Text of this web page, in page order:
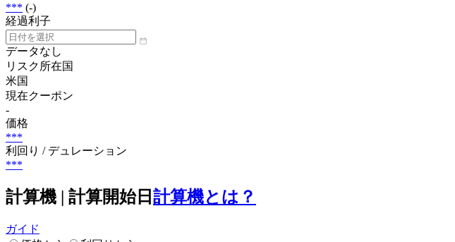
*** (-)
経過利子
データなし
リスク所在国
米国
現在クーポン
-
価格
***
利回り / デュレーション
***
計算機 | 計算開始日 計算機とは？
ガイド